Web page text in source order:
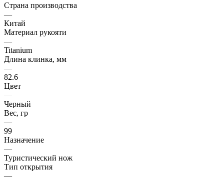
Страна производства
—
Китай
Материал рукояти
—
Titanium
Длина клинка, мм
—
82.6
Цвет
—
Черный
Вес, гр
—
99
Назначение
—
Туристический нож
Тип открытия
—